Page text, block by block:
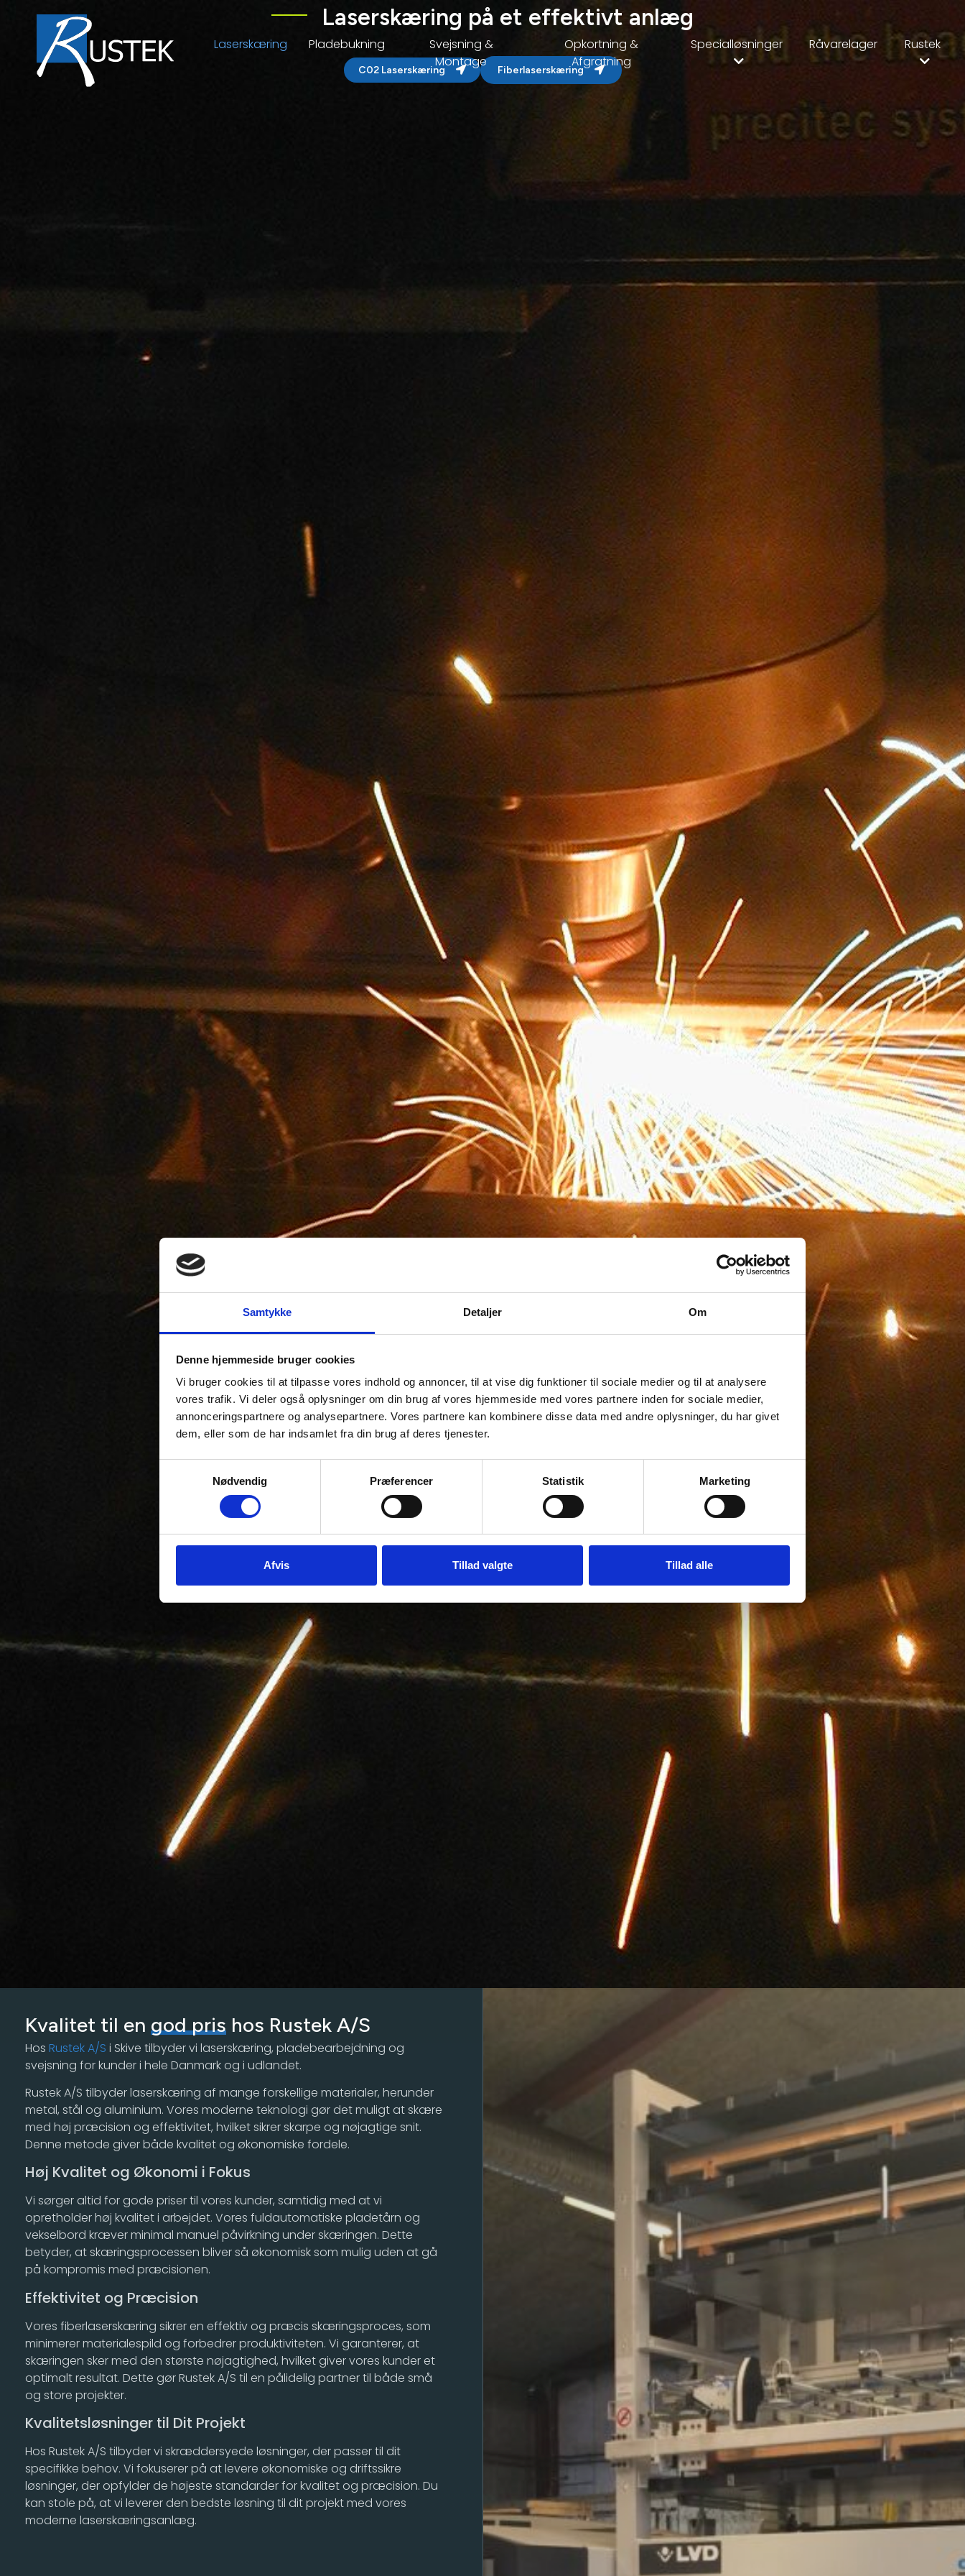
Samtykke Detaljer Om
Denne hjemmeside bruger cookies
Vi bruger cookies til at tilpasse vores indhold og annoncer, til at vise dig funktioner til sociale medier og til at analysere
vores trafik. Vi deler også oplysninger om din brug af vores hjemmeside med vores partnere inden for sociale medier,
annonceringspartnere og analysepartnere. Vores partnere kan kombinere disse data med andre oplysninger, du har givet
dem, eller som de har indsamlet fra din brug af deres tjenester.
Nødvendig
Præferencer Statistik Marketing
Afvis Tillad valgte Tillad alle
Laserskæring Pladebukning
Svejsning &
Montage
Opkortning &
Afgratning
Specialløsninger Råvarelager Rustek
Laserskæring på et effektivt anlæg
C02 Laserskæring Fiberlaserskæring
Kvalitet til en god pris hos Rustek A/S
Hos Rustek A/S i Skive tilbyder vi laserskæring, pladebearbejdning og
svejsning for kunder i hele Danmark og i udlandet.
Rustek A/S tilbyder laserskæring af mange forskellige materialer, herunder
metal, stål og aluminium. Vores moderne teknologi gør det muligt at skære
med høj præcision og effektivitet, hvilket sikrer skarpe og nøjagtige snit.
Denne metode giver både kvalitet og økonomiske fordele.
Høj Kvalitet og Økonomi i Fokus
Vi sørger altid for gode priser til vores kunder, samtidig med at vi
opretholder høj kvalitet i arbejdet. Vores fuldautomatiske pladetårn og
vekselbord kræver minimal manuel påvirkning under skæringen. Dette
betyder, at skæringsprocessen bliver så økonomisk som mulig uden at gå
på kompromis med præcisionen.
Effektivitet og Præcision
Vores fiberlaserskæring sikrer en effektiv og præcis skæringsproces, som
minimerer materialespild og forbedrer produktiviteten. Vi garanterer, at
skæringen sker med den største nøjagtighed, hvilket giver vores kunder et
optimalt resultat. Dette gør Rustek A/S til en pålidelig partner til både små
og store projekter.
Kvalitetsløsninger til Dit Projekt
Hos Rustek A/S tilbyder vi skræddersyede løsninger, der passer til dit
specifikke behov. Vi fokuserer på at levere økonomiske og driftssikre
løsninger, der opfylder de højeste standarder for kvalitet og præcision. Du
kan stole på, at vi leverer den bedste løsning til dit projekt med vores
moderne laserskæringsanlæg.